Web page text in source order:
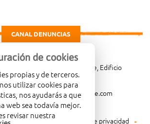
CANAL DENUNCIAS
de Madrid Km. 4, 03114 Alicante, Edificio
Administrativo, planta 3ª
merca@mercalicante.com
de cookies Política de privacidad
de cookies
propias y de terceros.
utilizar cookies para
nos ayudarás a que
web sea todavía mejor.
revisar nuestra